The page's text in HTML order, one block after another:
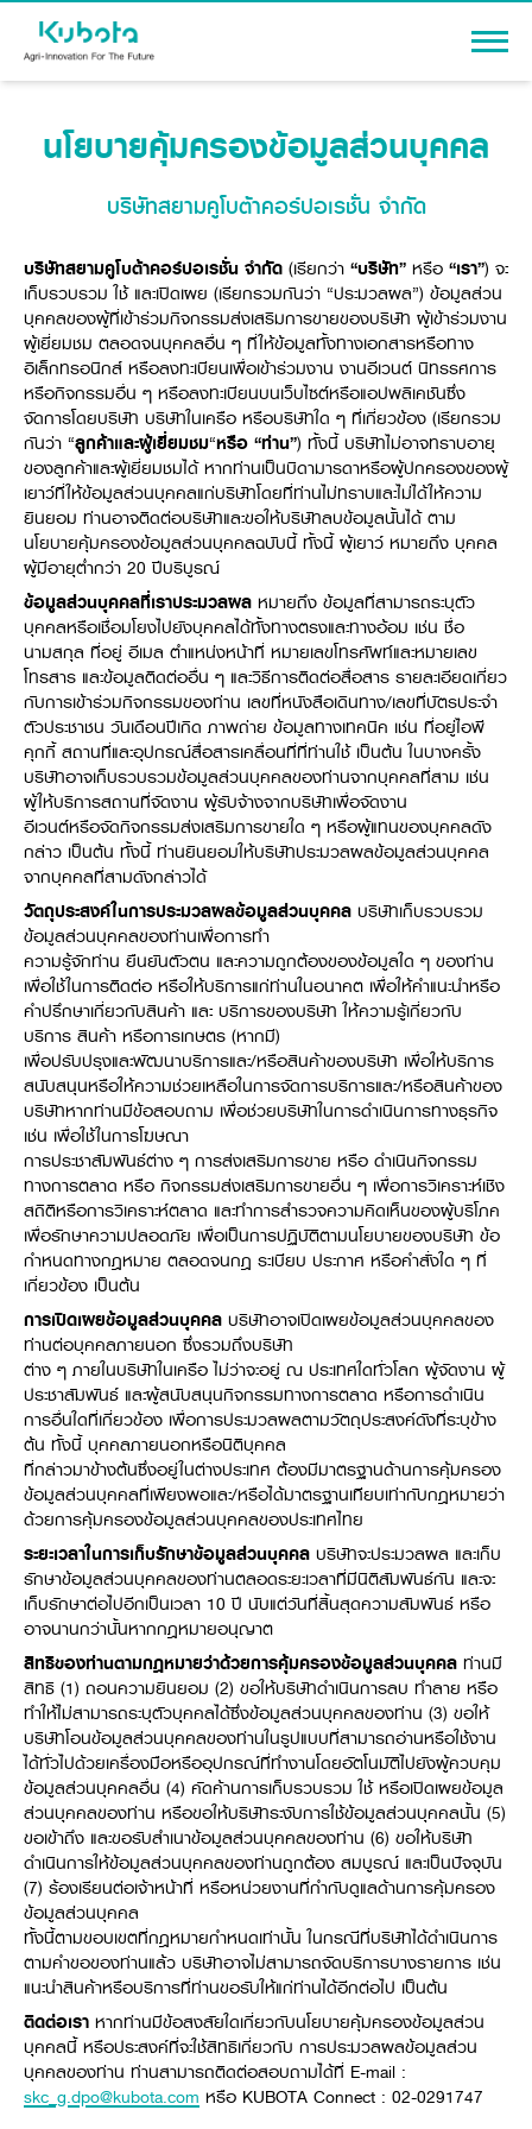
PRODUCTS
Agriculture
Tractor
Tractor implement
Combine Harvester
Rice Transplanter
Transplant Accessory
Diesel Engine
Power Tiller
Other products
Construction
Mini-excavator
Mini-excavator Implement
Wheel Loader
Agricultural Innovation
Drone
PROMOTION
Knowledge
Dealers
Machinery
Machinery
Seeding Center
Seeding Center
Offers
Investment
Materials
Join the Network
Contact
Corporate
About Us
Company History
Vision & Mission
4 Core Pillars of Business
Asian Leader with International Standard
International
Background
Export Products
International Subsidiaries Offices
International Service Centers
Partners
Career
Career
Job Positions
Internship Program
Employee Welfare
New Update
New Update
News & Activity
Corporate News
News & Social Activity
TVC
Social Activities
Royal Projects
Community and Social Development
Education and Youth
Environment, Safety and Occupational Health
KUBOTA and Farmerco-operation
Large Scale Farm
Learning Centre
Online Journal
OnlineShowroom
Customer Service
Leasing
KUBOTA Store
KUBOTA (Agri) Solutions
KUBOTA FARM
KUBOTA FAMILY
language
ไทย English
นโยบายคุ้มครองข้อมูลส่วนบุคคล
บริษัทสยามคูโบต้าคอร์ปอเรชั่น จำกัด
บริษัทสยามคูโบต้าคอร์ปอเรชั่น จำกัด (เรียกว่า “บริษัท” หรือ “เรา”) จะ
เก็บรวบรวม ใช้ และเปิดเผย (เรียกรวมกันว่า “ประมวลผล”) ข้อมูลส่วน
บุคคลของผู้ที่เข้าร่วมกิจกรรมส่งเสริมการขายของบริษัท ผู้เข้าร่วมงาน
ผู้เยี่ยมชม ตลอดจนบุคคลอื่น ๆ ที่ให้ข้อมูลทั้งทางเอกสารหรือทาง
อิเล็กทรอนิกส์ หรือลงทะเบียนเพื่อเข้าร่วมงาน งานอีเวนต์ นิทรรศการ
หรือกิจกรรมอื่น ๆ หรือลงทะเบียนบนเว็บไซต์หรือแอปพลิเคชันซึ่ง
จัดการโดยบริษัท บริษัทในเครือ หรือบริษัทใด ๆ ที่เกี่ยวข้อง (เรียกรวม
กันว่า “ลูกค้าและผู้เยี่ยมชม“หรือ “ท่าน”) ทั้งนี้ บริษัทไม่อาจทราบอายุ
ของลูกค้าและผู้เยี่ยมชมได้ หากท่านเป็นบิดามารดาหรือผู้ปกครองของผู้
เยาว์ที่ให้ข้อมูลส่วนบุคคลแก่บริษัทโดยที่ท่านไม่ทราบและไม่ได้ให้ความ
ยินยอม ท่านอาจติดต่อบริษัทและขอให้บริษัทลบข้อมูลนั้นได้ ตาม
นโยบายคุ้มครองข้อมูลส่วนบุคคลฉบับนี้ ทั้งนี้ ผู้เยาว์ หมายถึง บุคคล
ผู้มีอายุต่ำกว่า 20 ปีบริบูรณ์
ข้อมูลส่วนบุคคลที่เราประมวลผล หมายถึง ข้อมูลที่สามารถระบุตัว
บุคคลหรือเชื่อมโยงไปยังบุคคลได้ทั้งทางตรงและทางอ้อม เช่น ชื่อ
นามสกุล ที่อยู่ อีเมล ตำแหน่งหน้าที่ หมายเลขโทรศัพท์และหมายเลข
โทรสาร และข้อมูลติดต่ออื่น ๆ และวิธีการติดต่อสื่อสาร รายละเอียดเกี่ยว
กับการเข้าร่วมกิจกรรมของท่าน เลขที่หนังสือเดินทาง/เลขที่บัตรประจำ
ตัวประชาชน วันเดือนปีเกิด ภาพถ่าย ข้อมูลทางเทคนิค เช่น ที่อยู่ไอพี
คุกกี้ สถานที่และอุปกรณ์สื่อสารเคลื่อนที่ที่ท่านใช้ เป็นต้น ในบางครั้ง
บริษัทอาจเก็บรวบรวมข้อมูลส่วนบุคคลของท่านจากบุคคลที่สาม เช่น
ผู้ให้บริการสถานที่จัดงาน ผู้รับจ้างจากบริษัทเพื่อจัดงาน
อีเวนต์หรือจัดกิจกรรมส่งเสริมการขายใด ๆ หรือผู้แทนของบุคคลดัง
กล่าว เป็นต้น ทั้งนี้ ท่านยินยอมให้บริษัทประมวลผลข้อมูลส่วนบุคคล
จากบุคคลที่สามดังกล่าวได้
วัตถุประสงค์ในการประมวลผลข้อมูลส่วนบุคคล บริษัทเก็บรวบรวม
ข้อมูลส่วนบุคคลของท่านเพื่อการทำ
ความรู้จักท่าน ยืนยันตัวตน และความถูกต้องของข้อมูลใด ๆ ของท่าน
เพื่อใช้ในการติดต่อ หรือให้บริการแก่ท่านในอนาคต เพื่อให้คำแนะนำหรือ
คำปรึกษาเกี่ยวกับสินค้า และ บริการของบริษัท ให้ความรู้เกี่ยวกับ
บริการ สินค้า หรือการเกษตร (หากมี)
เพื่อปรับปรุงและพัฒนาบริการและ/หรือสินค้าของบริษัท เพื่อให้บริการ
สนับสนุนหรือให้ความช่วยเหลือในการจัดการบริการและ/หรือสินค้าของ
บริษัทหากท่านมีข้อสอบถาม เพื่อช่วยบริษัทในการดำเนินการทางธุรกิจ
เช่น เพื่อใช้ในการโฆษณา
การประชาสัมพันธ์ต่าง ๆ การส่งเสริมการขาย หรือ ดำเนินกิจกรรม
ทางการตลาด หรือ กิจกรรมส่งเสริมการขายอื่น ๆ เพื่อการวิเคราะห์เชิง
สถิติหรือการวิเคราะห์ตลาด และทำการสำรวจความคิดเห็นของผู้บริโภค
เพื่อรักษาความปลอดภัย เพื่อเป็นการปฏิบัติตามนโยบายของบริษัท ข้อ
กำหนดทางกฎหมาย ตลอดจนกฎ ระเบียบ ประกาศ หรือคำสั่งใด ๆ ที่
เกี่ยวข้อง เป็นต้น
การเปิดเผยข้อมูลส่วนบุคคล บริษัทอาจเปิดเผยข้อมูลส่วนบุคคลของ
ท่านต่อบุคคลภายนอก ซึ่งรวมถึงบริษัท
ต่าง ๆ ภายในบริษัทในเครือ ไม่ว่าจะอยู่ ณ ประเทศใดทั่วโลก ผู้จัดงาน ผู้
ประชาสัมพันธ์ และผู้สนับสนุนกิจกรรมทางการตลาด หรือการดำเนิน
การอื่นใดที่เกี่ยวข้อง เพื่อการประมวลผลตามวัตถุประสงค์ดังที่ระบุข้าง
ต้น ทั้งนี้ บุคคลภายนอกหรือนิติบุคคล
ที่กล่าวมาข้างต้นซึ่งอยู่ในต่างประเทศ ต้องมีมาตรฐานด้านการคุ้มครอง
ข้อมูลส่วนบุคคลที่เพียงพอและ/หรือได้มาตรฐานเทียบเท่ากับกฎหมายว่า
ด้วยการคุ้มครองข้อมูลส่วนบุคคลของประเทศไทย
ระยะเวลาในการเก็บรักษาข้อมูลส่วนบุคคล บริษัทจะประมวลผล และเก็บ
รักษาข้อมูลส่วนบุคคลของท่านตลอดระยะเวลาที่มีนิติสัมพันธ์กัน และจะ
เก็บรักษาต่อไปอีกเป็นเวลา 10 ปี นับแต่วันที่สิ้นสุดความสัมพันธ์ หรือ
อาจนานกว่านั้นหากกฎหมายอนุญาต
สิทธิของท่านตามกฎหมายว่าด้วยการคุ้มครองข้อมูลส่วนบุคคล ท่านมี
สิทธิ (1) ถอนความยินยอม (2) ขอให้บริษัทดำเนินการลบ ทำลาย หรือ
ทำให้ไม่สามารถระบุตัวบุคคลได้ซึ่งข้อมูลส่วนบุคคลของท่าน (3) ขอให้
บริษัทโอนข้อมูลส่วนบุคคลของท่านในรูปแบบที่สามารถอ่านหรือใช้งาน
ได้ทั่วไปด้วยเครื่องมือหรืออุปกรณ์ที่ทำงานโดยอัตโนมัติไปยังผู้ควบคุม
ข้อมูลส่วนบุคคลอื่น (4) คัดค้านการเก็บรวบรวม ใช้ หรือเปิดเผยข้อมูล
ส่วนบุคคลของท่าน หรือขอให้บริษัทระงับการใช้ข้อมูลส่วนบุคคลนั้น (5)
ขอเข้าถึง และขอรับสำเนาข้อมูลส่วนบุคคลของท่าน (6) ขอให้บริษัท
ดำเนินการให้ข้อมูลส่วนบุคคลของท่านถูกต้อง สมบูรณ์ และเป็นปัจจุบัน
(7) ร้องเรียนต่อเจ้าหน้าที่ หรือหน่วยงานที่กำกับดูแลด้านการคุ้มครอง
ข้อมูลส่วนบุคคล
ทั้งนี้ตามขอบเขตที่กฎหมายกำหนดเท่านั้น ในกรณีที่บริษัทได้ดำเนินการ
ตามคำขอของท่านแล้ว บริษัทอาจไม่สามารถจัดบริการบางรายการ เช่น
แนะนำสินค้าหรือบริการที่ท่านขอรับให้แก่ท่านได้อีกต่อไป เป็นต้น
ติดต่อเรา หากท่านมีข้อสงสัยใดเกี่ยวกับนโยบายคุ้มครองข้อมูลส่วน
บุคคลนี้ หรือประสงค์ที่จะใช้สิทธิเกี่ยวกับ การประมวลผลข้อมูลส่วน
บุคคลของท่าน ท่านสามารถติดต่อสอบถามได้ที่ E-mail :
skc_g.dpo@kubota.com หรือ KUBOTA Connect : 02-0291747